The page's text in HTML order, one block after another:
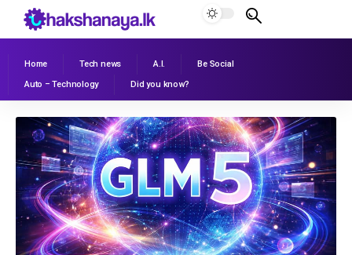
Home Tech news A.I.
Be Social
Auto – Technology
Did you know?